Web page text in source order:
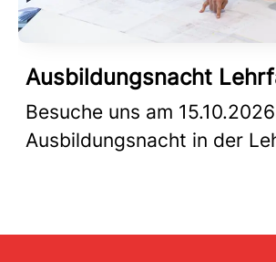
Ausbildungsnacht
Besuche uns am
Ausbildungsnacht in der